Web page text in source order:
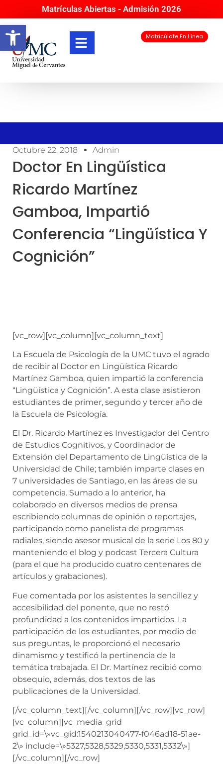
Abrir barra de herramientas
Matrículas Abiertas - Admisión 2026
Matricúlate En Línea
Octubre 22, 2018 Admin
Doctor En Lingüística
Ricardo Martínez
Gamboa, Impartió
Conferencia “Lingüística Y
Cognición”
[vc_row][vc_column][vc_column_text]
La Escuela de Psicología de la UMC tuvo el agrado
de recibir al Doctor en Lingüística Ricardo
Martínez Gamboa, quien impartió la conferencia
“Lingüística y Cognición”. A esta clase asistieron
estudiantes de primer, segundo y tercer año de
la Escuela de Psicología.
El Dr. Ricardo Martínez es Investigador del Centro
de Estudios Cognitivos, y Coordinador de
Extensión del Departamento de Lingüística de la
Universidad de Chile; también imparte clases en
7 universidades de Santiago, en las áreas de su
competencia. Sumado a lo anterior, ha
colaborado en diversos medios de prensa
escribiendo columnas de opinión o reportajes,
participando como panelista de programas
radiales, siendo asesor musical de la serie Los 80 y
manteniendo el blog y podcast Tercera Cultura
(para el que ha producido cuatro centenares de
artículos y grabaciones).
Fue comentada por los asistentes la sencillez y
accesibilidad del ponente, que no restó
profundidad a los contenidos impartidos. La
participación de los estudiantes, por medio de
sus preguntas, le proporcionó el necesario
dinamismo y testificó la pertinencia de la
temática trabajada. El Dr. Martínez recibió como
obsequio, además, dos textos de las
publicaciones de la Universidad.
[/vc_column_text][/vc_column][/vc_row][vc_row]
[vc_column][vc_media_grid
grid_id=\»vc_gid:1540213040477-f046ad18-51ae-
2\» include=\»5327,5328,5329,5330,5331,5332\»]
[/vc_column][/vc_row]